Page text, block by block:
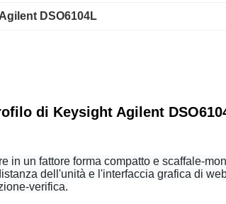
Agilent DSO6104L
di Keysight Agilent
in un fattore forma compatto e scaffale-
dell'unità e l'interfaccia grafica di
verifica.